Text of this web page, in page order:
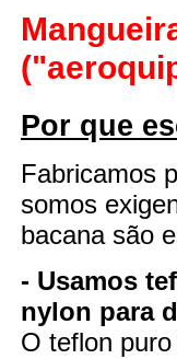
Por que
Fabricamos
somos
bacana são
- Usamos
nylon para
O teflon